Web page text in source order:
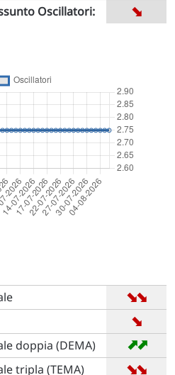
Oscillatori: ➡
➡
➡
➡
doppia (DEMA) ➡
➡
tripla (TEMA) ➡
➡